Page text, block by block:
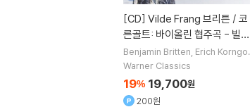
[CD]
른골트: 바이올린 협주곡 - 빌데
프랑 (Britten & Korngold: Vio
lin Concertos)
Benjamin Britten Erich Korngol
d작곡 Vilde Frang
Warner Classics
19% 19,700원
200원